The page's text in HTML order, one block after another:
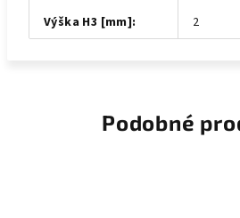
Výška H3 [mm]: 2
Podobné